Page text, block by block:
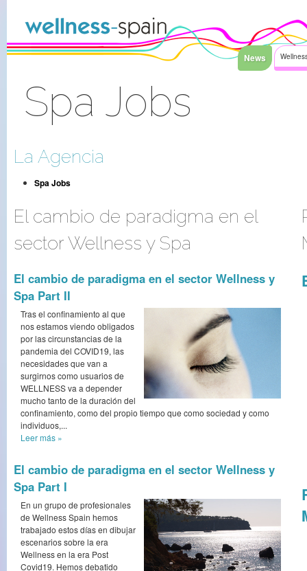
News
Spa Jobs
La Agencia
Spa Jobs
El cambio de paradigma en el
sector Wellness y Spa
El cambio de paradigma en el sector Wellness y
Spa Part II
Tras el confinamiento al que
nos estamos viendo obligados
por las circunstancias de la
pandemia del COVID19, las
necesidades que van a
surgirnos como usuarios de
WELLNESS va a depender
mucho tanto de la duración del
confinamiento, como del propio tiempo que como sociedad y como
individuos,...
Leer más »
El cambio de paradigma en el sector Wellness y
Spa Part I
En un grupo de profesionales
de Wellness Spain hemos
trabajado estos días en dibujar
escenarios sobre la era
Wellness en la era Post
Covid19. Hemos debatido